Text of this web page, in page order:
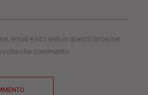
email e sito web in questo browser
che commento.